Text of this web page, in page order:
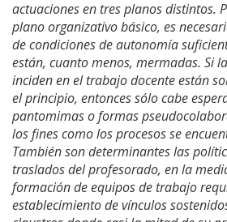
actuaciones en tres planos distintos.
plano organizativo básico, es
de condiciones de autonomía
están, cuanto menos, mermadas. Si
inciden en el trabajo docente están
el principio, entonces sólo cabe
pantomimas o formas
los fines como los procesos se
También son determinantes las
traslados del profesorado, en la
formación de equipos de trabajo
establecimiento de vínculos